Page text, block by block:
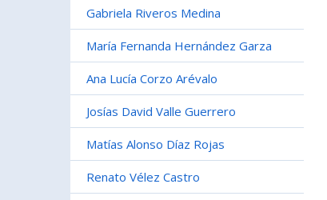
Gabriela Riveros Medina
María Fernanda Hernández Garza
Ana Lucía Corzo Arévalo
Josías David Valle Guerrero
Matías Alonso Díaz Rojas
Renato Vélez Castro